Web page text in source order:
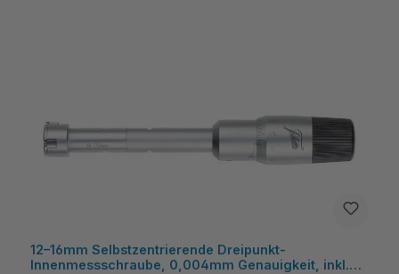
12–16mm Selbstzentrierende Dreipunkt-
Innenmessschraube, 0,004mm Genauigkeit, inkl.